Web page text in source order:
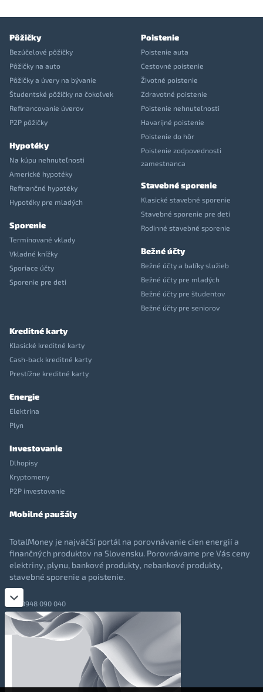
Pôžičky
Bezúčelové pôžičky
Pôžičky na auto
Pôžičky a úvery na bývanie
Študentské pôžičky na čokoľvek
Refinancovanie úverov
P2P pôžičky
Hypotéky
Na kúpu nehnuteľnosti
Americké hypotéky
Refinančné hypotéky
Hypotéky pre mladých
Sporenie
Termínované vklady
Vkladné knížky
Sporiace účty
Sporenie pre deti
Poistenie
Poistenie auta
Cestovné poistenie
Životné poistenie
Zdravotné poistenie
Poistenie nehnuteľnosti
Havarijné poistenie
Poistenie do hôr
Poistenie zodpovednosti
zamestnanca
Stavebné sporenie
Klasické stavebné sporenie
Stavebné sporenie pre deti
Rodinné stavebné sporenie
Bežné účty
Bežné účty a balíky služieb
Bežné účty pre mladých
Bežné účty pre študentov
Bežné účty pre seniorov
Kreditné karty
Klasické kreditné karty
Cash-back kreditné karty
Prestížne kreditné karty
Energie
Elektrina
Plyn
Investovanie
Dlhopisy
Kryptomeny
P2P investovanie
Mobilné paušály
TotalMoney je najväčší portál na porovnávanie cien energií a
finančných produktov na Slovensku. Porovnávame pre Vás ceny
elektriny, plynu, bankové produkty, nebankové produkty,
stavebné sporenie a poistenie.
0948 090 040
+421 948 090 051
info@totalmoney.sk
Levočská 866, Poprad, 058 01